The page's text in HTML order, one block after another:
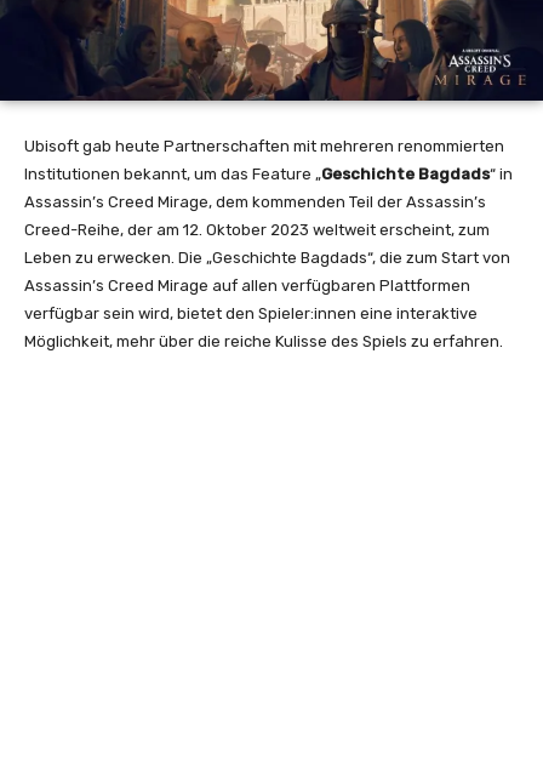
Ubisoft gab heute Partnerschaften mit mehreren renommierten
Institutionen bekannt, um das Feature „Geschichte Bagdads“ in
Assassin’s Creed Mirage, dem kommenden Teil der Assassin’s
Creed-Reihe, der am 12. Oktober 2023 weltweit erscheint, zum
Leben zu erwecken. Die „Geschichte Bagdads“, die zum Start von
Assassin’s Creed Mirage auf allen verfügbaren Plattformen
verfügbar sein wird, bietet den Spieler:innen eine interaktive
Möglichkeit, mehr über die reiche Kulisse des Spiels zu erfahren.